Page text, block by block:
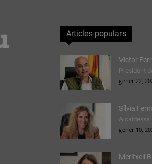
Articles populars
Victor
President
gener 22,
Sílvia
Alcaldessa
gener 10,
Meritxell